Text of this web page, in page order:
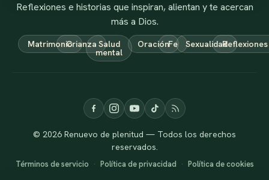
Reflexiones e historias que inspiran, alientan y te acercan
más a Dios.
MatrimonioCrianza Salud
mental
OraciónFe SexualidadReflexiones
© 2026 Renuevo de plenitud — Todos los derechos
reservados.
Términos de servicio · Política de privacidad · Política de cookies